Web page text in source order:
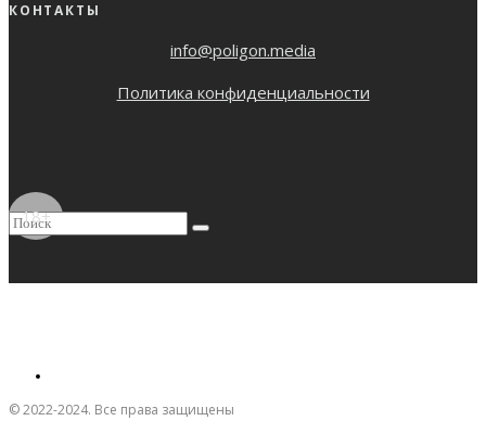
КОНТАКТЫ
info@poligon.media
Политика конфиденциальности
18+
© 2022-2024. Все права защищены